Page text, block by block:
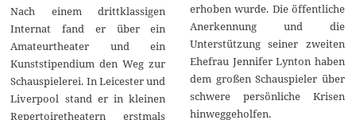
Nach einem drittklassigen
Internat fand er über ein
Amateurtheater und ein
Kunststipendium den Weg zur
Schauspielerei. In Leicester und
Liverpool stand er in kleinen
Repertoiretheatern erstmals
erhoben wurde. Die öffentliche
Anerkennung und die
Unterstützung seiner zweiten
Ehefrau Jennifer Lynton haben
dem großen Schauspieler über
schwere persönliche Krisen
hinweggeholfen.